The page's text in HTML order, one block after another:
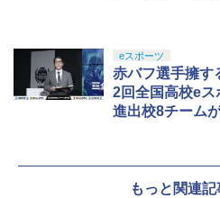
ボトムからの
eスポーツ
赤バフ選手擁す
2回全国高校e
進出校8チーム
もっと関連